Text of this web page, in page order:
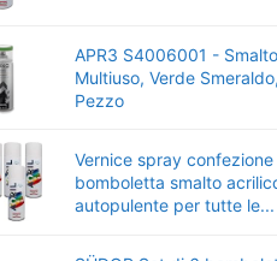
APR3 S4006001 -
Multiuso, Verde
Pezzo
Vernice spray
bomboletta smalto
autopulente per tutte le...